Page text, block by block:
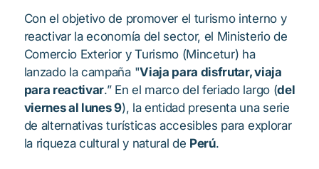
Con el objetivo de promover el turismo interno y
reactivar la economía del sector, el Ministerio de
Comercio Exterior y Turismo (Mincetur) ha
lanzado la campaña "Viaja para disfrutar, viaja
para reactivar.” En el marco del feriado largo (del
viernes al lunes 9), la entidad presenta una serie
de alternativas turísticas accesibles para explorar
la riqueza cultural y natural de Perú.